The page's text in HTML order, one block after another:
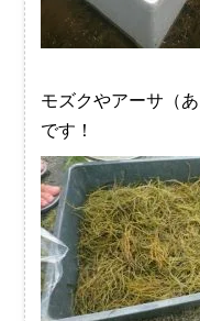
モズクやアーサ（
です！